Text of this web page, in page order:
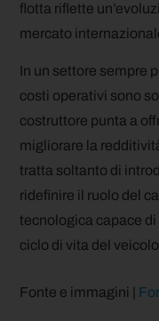
flotta riflette
mercato
In un settore sempre
costi operativi sono
costruttore punta a
migliorare la
tratta soltanto di
ridefinire il ruolo del
tecnologica capace
ciclo di vita del
Fonte e immagini |